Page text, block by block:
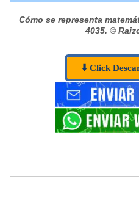
Cómo se representa
4035. ©
⬇️ Click